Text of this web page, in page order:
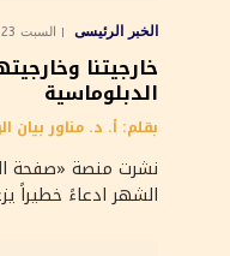
الخبر الرئيسى السبت 23 شوال 1447هـ 11-4-2026م
خارجيتنا
الدبلوماسية
بقلم: أ. د. مناور بيان
نشرت منصة «صفحة
الشهر ادعاءً خطيراً